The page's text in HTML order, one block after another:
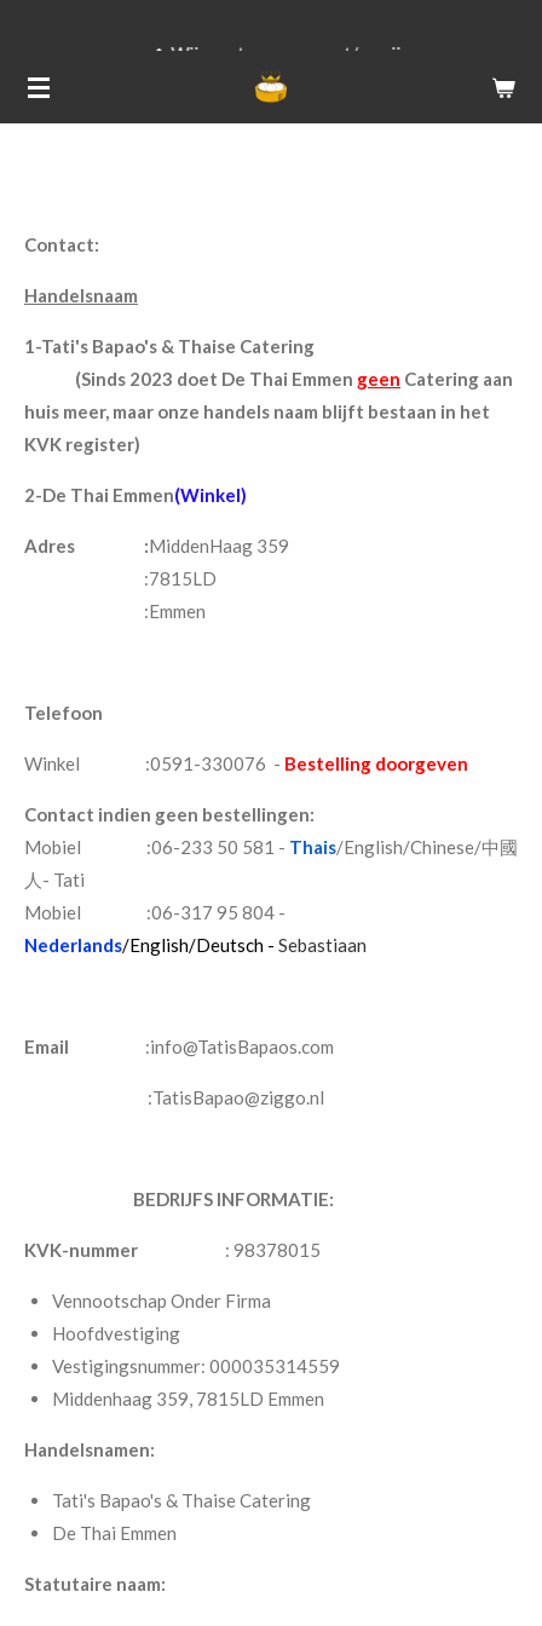
naar
de
Wij versturen van ma t/m vrij
Contact:
Handelsnaam
1-Tati's Bapao's & Thaise Catering
(Sinds 2023 doet De Thai Emmen geen Catering aan
huis meer, maar onze handels naam blijft bestaan in het
KVK register)
2-De Thai Emmen(Winkel)
Adres :MiddenHaag 359
:7815LD
:Emmen
Telefoon
Winkel :0591-330076 - Bestelling doorgeven
Contact indien geen bestellingen:
Mobiel :06-233 50 581 - Thais/English/Chinese/中國
人- Tati
Mobiel :06-317 95 804 -
Nederlands/English/Deutsch - Sebastiaan
Email :info@TatisBapaos.com
:TatisBapao@ziggo.nl
BEDRIJFS INFORMATIE:
KVK-nummer : 98378015
Vennootschap Onder Firma
Hoofdvestiging
Vestigingsnummer: 000035314559
Middenhaag 359, 7815LD Emmen
Handelsnamen:
Tati's Bapao's & Thaise Catering
De Thai Emmen
Statutaire naam: